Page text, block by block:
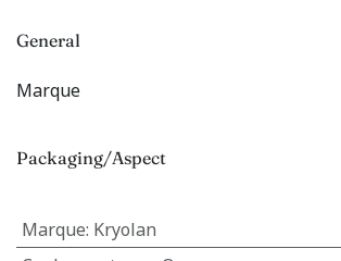
General
Marque
Packaging/Aspect
Marque: Kryolan